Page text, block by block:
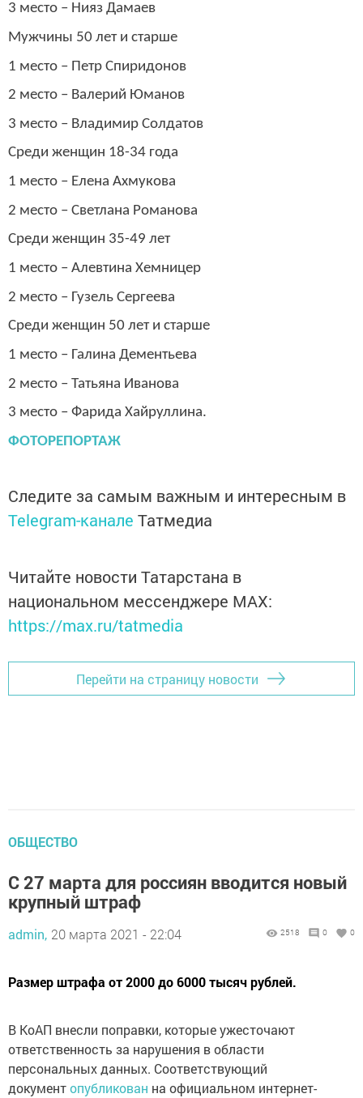
3 место – Нияз Дамаев
Мужчины 50 лет и старше
1 место – Петр Спиридонов
2 место – Валерий Юманов
3 место – Владимир Солдатов
Среди женщин 18-34 года
1 место – Елена Ахмукова
2 место – Светлана Романова
Среди женщин 35-49 лет
1 место – Алевтина Хемницер
2 место – Гузель Сергеева
Среди женщин 50 лет и старше
1 место – Галина Дементьева
2 место – Татьяна Иванова
3 место – Фарида Хайруллина.
ФОТОРЕПОРТАЖ
Следите за самым важным и интересным в
Telegram-канале Татмедиа
Читайте новости Татарстана в
национальном мессенджере MАХ:
https://max.ru/tatmedia
Перейти на страницу новости
ОБЩЕСТВО
С 27 марта для россиян вводится новый
крупный штраф
admin, 20 марта 2021 - 22:04 2518 0 0
Размер штрафа от 2000 до 6000 тысяч рублей.
В КоАП внесли поправки, которые ужесточают
ответственность за нарушения в области
персональных данных. Соответствующий
документопубликован на официальном интернет-